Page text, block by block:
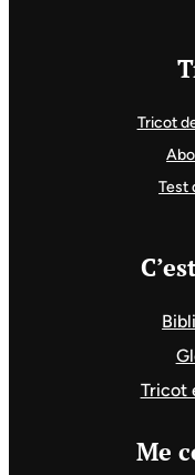
Tricot
Test
Tricot
Me